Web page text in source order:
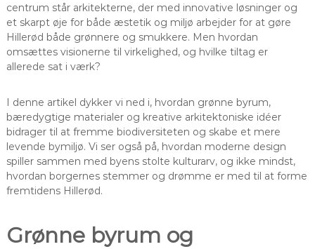
centrum står arkitekterne, der med innovative løsninger og
et skarpt øje for både æstetik og miljø arbejder for at gøre
Hillerød både grønnere og smukkere. Men hvordan
omsættes visionerne til virkelighed, og hvilke tiltag er
allerede sat i værk?
I denne artikel dykker vi ned i, hvordan grønne byrum,
bæredygtige materialer og kreative arkitektoniske idéer
bidrager til at fremme biodiversiteten og skabe et mere
levende bymiljø. Vi ser også på, hvordan moderne design
spiller sammen med byens stolte kulturarv, og ikke mindst,
hvordan borgernes stemmer og drømme er med til at forme
fremtidens Hillerød.
Grønne byrum og